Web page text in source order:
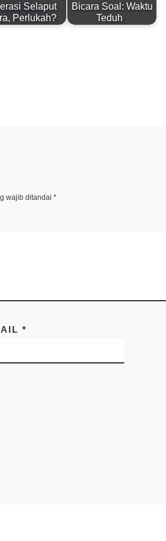
Selaput
Perlukah?
Bicara Soal: Waktu
Teduh
wajib ditandai *
*